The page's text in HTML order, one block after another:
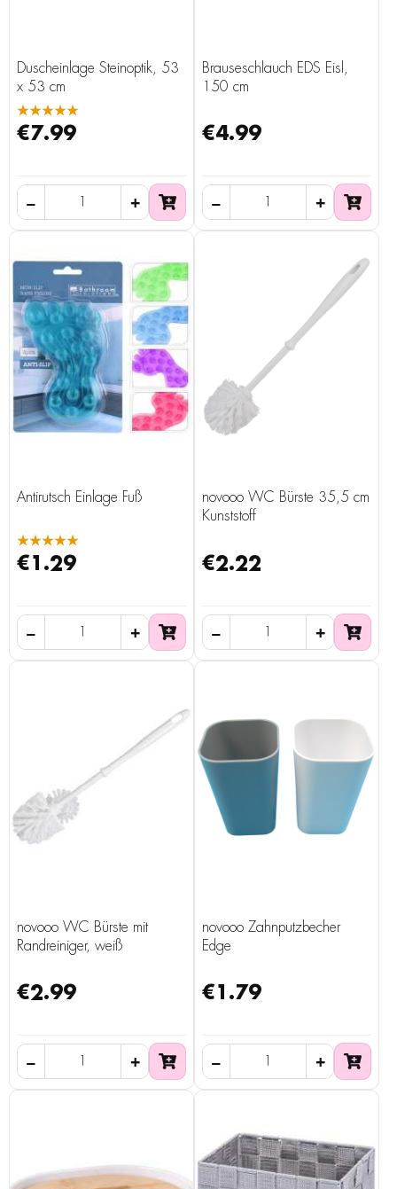
Duscheinlage Steinoptik, 53
x 53 cm
★★★★★
€7.99
Brauseschlauch EDS Eisl,
150 cm
€4.99
Antirutsch Einlage Fuß
★★★★★
€1.29
novooo WC Bürste 35,5 cm
Kunststoff
€2.22
novooo WC Bürste mit
Randreiniger, weiß
€2.99
novooo Zahnputzbecher
Edge
€1.79